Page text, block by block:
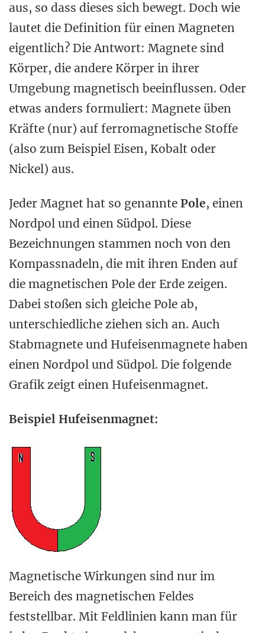
aus, so dass dieses sich bewegt. Doch wie
lautet die Definition für einen Magneten
eigentlich? Die Antwort: Magnete sind
Körper, die andere Körper in ihrer
Umgebung magnetisch beeinflussen. Oder
etwas anders formuliert: Magnete üben
Kräfte (nur) auf ferromagnetische Stoffe
(also zum Beispiel Eisen, Kobalt oder
Nickel) aus.
Jeder Magnet hat so genannte Pole, einen
Nordpol und einen Südpol. Diese
Bezeichnungen stammen noch von den
Kompassnadeln, die mit ihren Enden auf
die magnetischen Pole der Erde zeigen.
Dabei stoßen sich gleiche Pole ab,
unterschiedliche ziehen sich an. Auch
Stabmagnete und Hufeisenmagnete haben
einen Nordpol und Südpol. Die folgende
Grafik zeigt einen Hufeisenmagnet.
Beispiel Hufeisenmagnet:
Magnetische Wirkungen sind nur im
Bereich des magnetischen Feldes
feststellbar. Mit Feldlinien kann man für